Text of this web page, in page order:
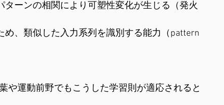
ーンの相関により可塑性変化が生じる（発火
、類似した入力系列を識別する能力（pattern
や運動前野でもこうした学習則が適応されると